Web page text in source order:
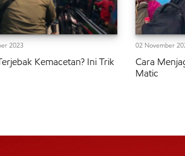
2023
Kemacetan? Ini Trik
02 November
Cara
Matic